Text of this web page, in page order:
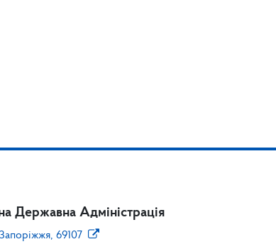
Державна Адміністрація
69107